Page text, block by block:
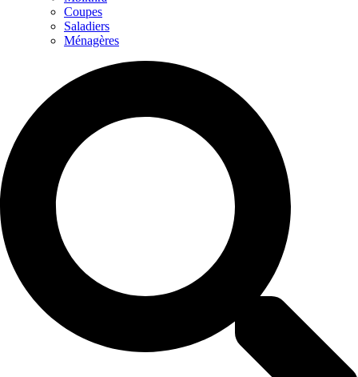
Coupes
Saladiers
Ménagères